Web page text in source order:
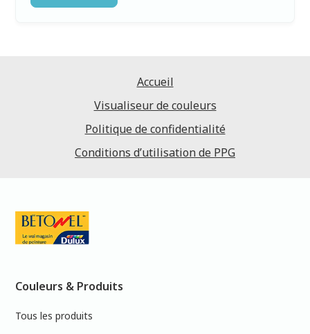
Accueil
Visualiseur de couleurs
Politique de confidentialité
Conditions d’utilisation de PPG
Couleurs & Produits
Tous les produits